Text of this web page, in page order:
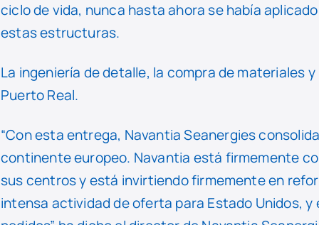
ciclo de vida, nunca hasta ahora se había
estas estructuras.
La ingeniería de detalle, la compra de materiales
Puerto Real.
“Con esta entrega, Navantia Seanergies
continente europeo. Navantia está firmemente
sus centros y está invirtiendo firmemente en
intensa actividad de oferta para Estado Unidos,